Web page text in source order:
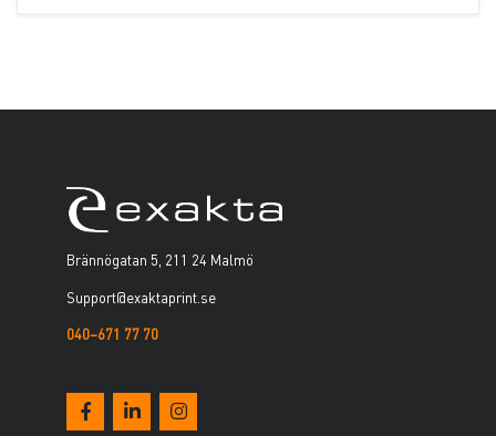
Brännögatan 5, 211 24 Malmö
Support@exaktaprint.se
040–671 77 70